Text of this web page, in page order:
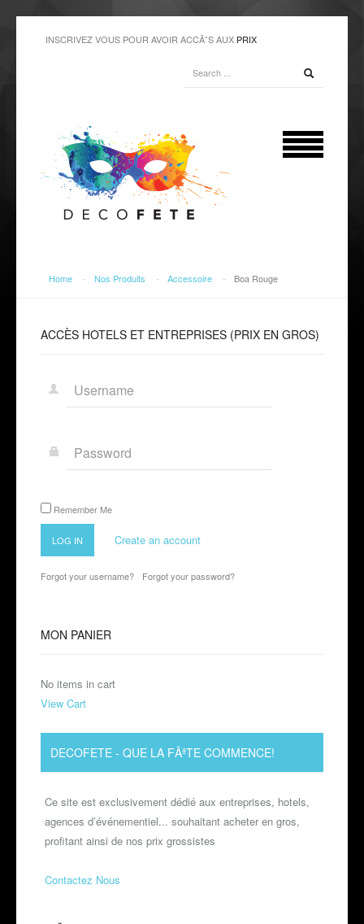
INSCRIVEZ VOUS POUR AVOIR ACCÃˆS AUX PRIX
Home - Nos Produits - Accessoire - Boa Rouge
ACCÈS HOTELS ET ENTREPRISES (PRIX EN GROS)
Remember Me
LOG IN Create an account
Forgot your username? Forgot your password?
MON PANIER
No items in cart
View Cart
DECOFETE - QUE LA FÃªTE COMMENCE!
Ce site est exclusivement dédié aux entreprises, hotels,
agences d’événementiel... souhaitant acheter en gros,
profitant ainsi de nos prix grossistes
Contactez Nous